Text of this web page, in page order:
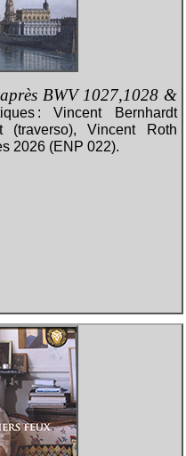
BWV 1027,1028 &
: Vincent Bernhardt
(traverso), Vincent Roth
2026 (ENP 022).